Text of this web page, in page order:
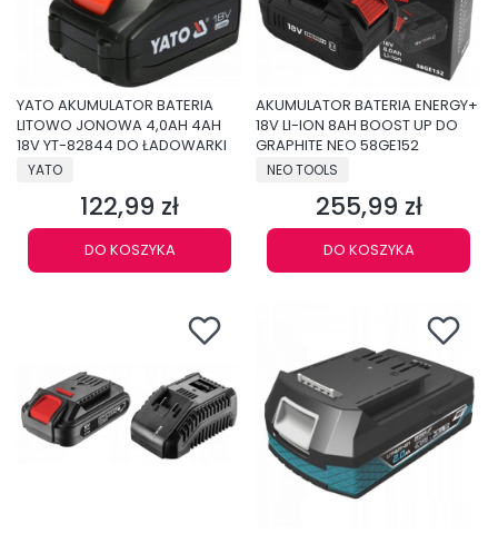
YATO AKUMULATOR BATERIA
LITOWO JONOWA 4,0AH 4AH
18V YT-82844 DO ŁADOWARKI
PRODUCENT
YATO
Cena
122,99 zł
DO KOSZYKA
AKUMULATOR BATERIA ENERGY+
18V LI-ION 8AH BOOST UP DO
GRAPHITE NEO 58GE152
PRODUCENT
NEO TOOLS
Cena
255,99 zł
DO KOSZYKA